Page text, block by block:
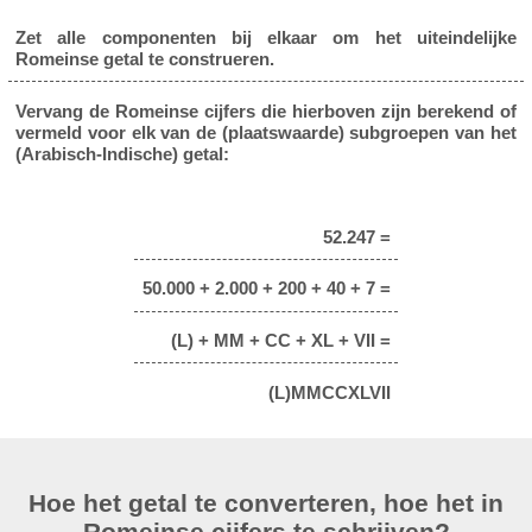
Zet alle componenten bij elkaar om het uiteindelijke
Romeinse getal te construeren.
Vervang de Romeinse cijfers die hierboven zijn berekend of
vermeld voor elk van de (plaatswaarde) subgroepen van het
(Arabisch-Indische) getal:
52.247 =
50.000 + 2.000 + 200 + 40 + 7 =
(L) + MM + CC + XL + VII =
(L)MMCCXLVII
Hoe het getal te converteren, hoe het in